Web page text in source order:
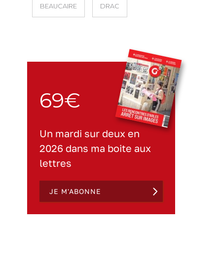
BEAUCAIRE DRAC
69€
Un mardi sur deux en
2026 dans ma boite aux
lettres
JE M'ABONNE